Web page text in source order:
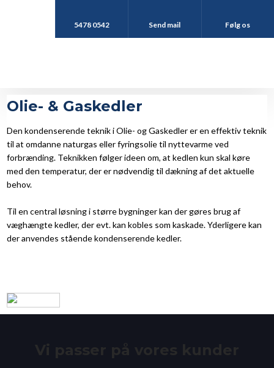
5478 0542 Send mail Følg os
Olie- & Gaskedler
Den kondenserende teknik i Olie- og Gaskedler er en effektiv teknik
til at omdanne naturgas eller fyringsolie til nyttevarme ved
forbrænding. Teknikken følger ideen om, at kedlen kun skal køre
med den temperatur, der er nødvendig til dækning af det aktuelle
behov.
Til en central løsning i større bygninger kan der gøres brug af
væghængte kedler, der evt. kan kobles som kaskade. Yderligere kan
der anvendes stående kondenserende kedler.